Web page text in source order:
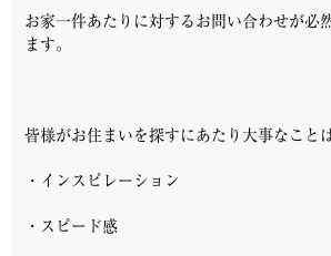
お家一件あたりに対するお問い合わせが必
ます。
皆様がお住まいを探すにあたり大事なことは
・インスピレーション
・スピード感